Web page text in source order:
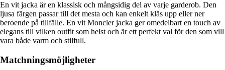
En vit jacka är en klassisk och mångsidig del av varje garderob. Den
ljusa färgen passar till det mesta och kan enkelt kläs upp eller ner
beroende på tillfälle. En vit Moncler jacka ger omedelbart en touch av
elegans till vilken outfit som helst och är ett perfekt val för den som vill
vara både varm och stilfull.
Matchningsmöjligheter